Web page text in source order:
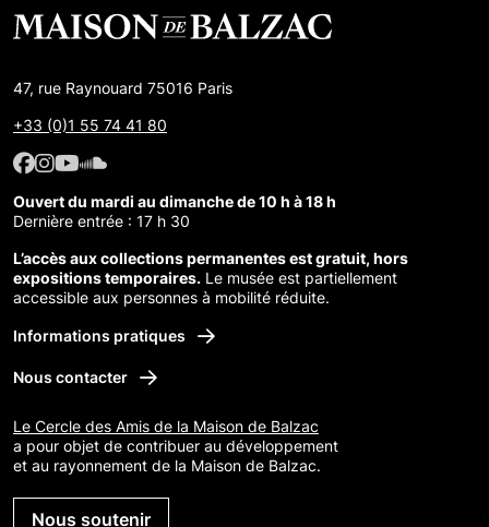
47, rue Raynouard 75016 Paris
+33 (0)1 55 74 41 80
Facebook : Maison de Balzac
Facebook : Maison de Balzac
Youtube : Maison de Balzac
SoundCloud : Maison de Balzac
Ouvert du mardi au dimanche de 10 h à 18 h
Dernière entrée : 17 h 30
L’accès aux collections permanentes est gratuit, hors
expositions temporaires. Le musée est partiellement
accessible aux personnes à mobilité réduite.
Informations pratiques
Nous contacter
Le Cercle des Amis de la Maison de Balzac
a pour objet de contribuer au développement
et au rayonnement de la Maison de Balzac.
Nous soutenir